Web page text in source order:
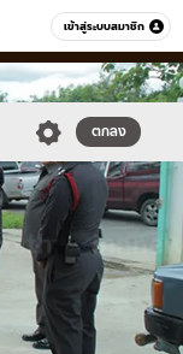
เข้าสู่ระบบสมาชิก
หมวดอื่นๆ
ตกลง